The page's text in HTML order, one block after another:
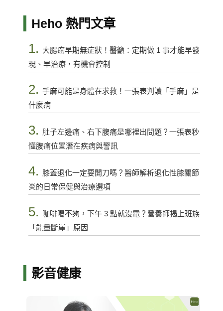
Heho 熱門文章
1. 大腸癌早期無症狀！醫籲：定期做 1 事才能早發
現、早治療，有機會控制
2. 手麻可能是身體在求救！一張表判讀「手麻」是
什麼病
3. 肚子左邊痛、右下腹痛是哪裡出問題？一張表秒
懂腹痛位置潛在疾病與警訊
4. 膝蓋退化一定要開刀嗎？醫師解析退化性膝關節
炎的日常保健與治療選項
5.
咖啡喝不夠，下午 3 點就沒電？營養師揭上班族
「能量斷崖」原因
影音健康